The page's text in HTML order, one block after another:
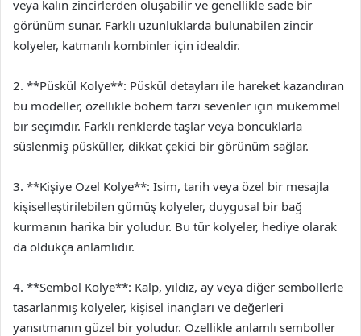
veya kalın zincirlerden oluşabilir ve genellikle sade bir
görünüm sunar. Farklı uzunluklarda bulunabilen zincir
kolyeler, katmanlı kombinler için idealdir.
2. **Püskül Kolye**: Püskül detayları ile hareket kazandıran
bu modeller, özellikle bohem tarzı sevenler için mükemmel
bir seçimdir. Farklı renklerde taşlar veya boncuklarla
süslenmiş püsküller, dikkat çekici bir görünüm sağlar.
3. **Kişiye Özel Kolye**: İsim, tarih veya özel bir mesajla
kişiselleştirilebilen gümüş kolyeler, duygusal bir bağ
kurmanın harika bir yoludur. Bu tür kolyeler, hediye olarak
da oldukça anlamlıdır.
4. **Sembol Kolye**: Kalp, yıldız, ay veya diğer sembollerle
tasarlanmış kolyeler, kişisel inançları ve değerleri
yansıtmanın güzel bir yoludur. Özellikle anlamlı semboller